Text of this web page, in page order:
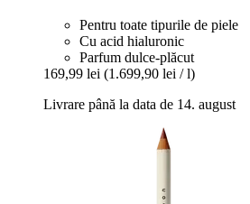
Pentru toate tipurile de piele
Cu acid hialuronic
Parfum dulce-plăcut
169,99 lei (1.699,90 lei / l)
Livrare până la data de 14. august